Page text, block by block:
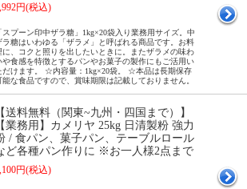
円(税込)
スプーン印中ザラ糖」1kg×20袋入り業務用サイズ。中
ラ糖はいわゆる「ザラメ」と呼ばれる商品です。お料
に、コクと照りを出したいときに。またザラメの味わ
や食感を特徴とするパンやお菓子の製作にもご活用い
だけます。 ☆内容量：1kg×20袋。 ☆本品は長期保存
能な食品ですので、賞味期限は記載しておりません。
【送料無料（関東~九州・四国まで）】
【業務用】カメリヤ 25kg 日清製粉 強力
/ 食パン、菓子パン、テーブルロール
ど各種パン作りに ※お一人様2点まで
円(税込)